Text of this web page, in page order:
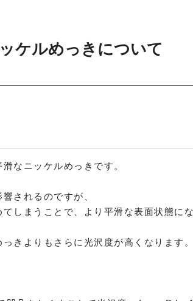
ケルめっきについて
なニッケルめっきです。
されるのですが、
しまうことで、より平滑な表面状態にな
きよりもさらに光沢度が高くなります。